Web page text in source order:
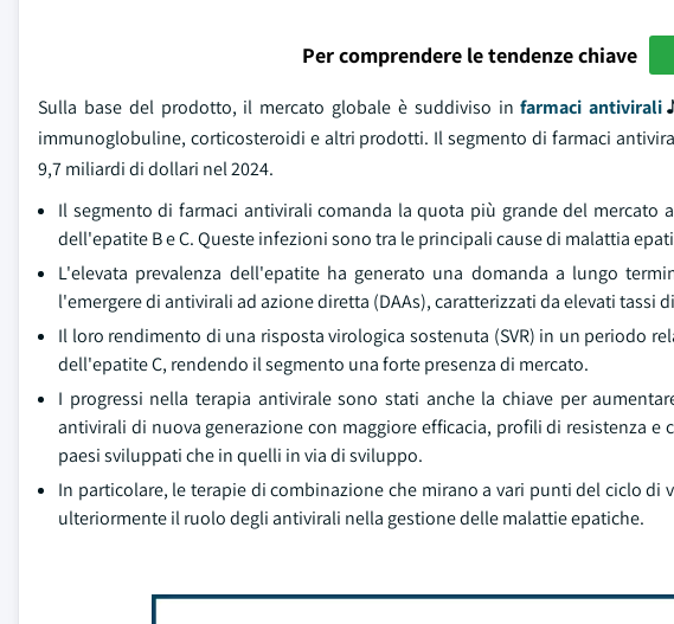
Per comprendere le tendenze chiave
Sulla base del prodotto, il mercato globale è suddiviso infarmaci antivirali
immunoglobuline, corticosteroidi e altri prodotti. Il segmento di farmaci
9,7 miliardi di dollari nel 2024.
Il segmento di farmaci antivirali comanda la quota più grande del mercato
dell'epatite B e C. Queste infezioni sono tra le principali cause di malattia
L'elevata prevalenza dell'epatite ha generato una domanda a lungo
l'emergere di antivirali ad azione diretta (DAAs), caratterizzati da elevati tassi
Il loro rendimento di una risposta virologica sostenuta (SVR) in un periodo
dell'epatite C, rendendo il segmento una forte presenza di mercato.
I progressi nella terapia antivirale sono stati anche la chiave per
antivirali di nuova generazione con maggiore efficacia, profili di resistenza
paesi sviluppati che in quelli in via di sviluppo.
In particolare, le terapie di combinazione che mirano a vari punti del ciclo
ulteriormente il ruolo degli antivirali nella gestione delle malattie epatiche.